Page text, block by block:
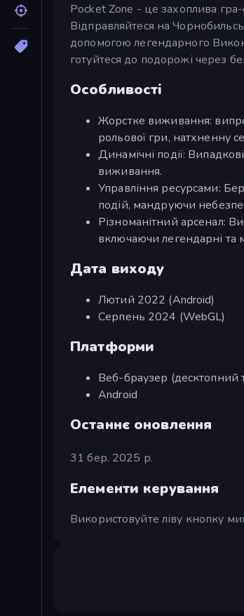
Pocket Zone - це захоплива
Відправляйтеся на
допомогою легендарного
готуйтеся до подорожі через
Особливості
Жорстке виживання:
рольової гри, натхненну
Динамічні події:
виживання.
Управління ресурсами:
подій, мандруючи
Різноманітний арсенал:
включаючи легендарні та
Дата виходу
Лютий 2022 (Android)
Серпень 2024 (WebGL)
Платформи
Веб-браузер (десктопний
Android
Останнє оновлення
31 бер. 2025 р.
Елементи керування
Використовуйте ліву кнопку